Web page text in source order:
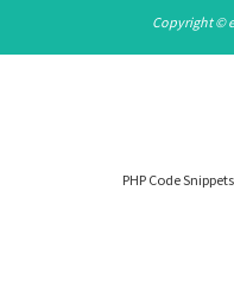
Copyright ©
PHP Code Snippets